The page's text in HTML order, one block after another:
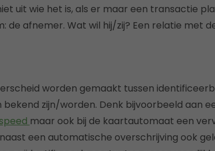
uit wie het is, als er maar een transactie
de afnemer. Wat wil hij/zij? Een relatie met
worden gemaakt tussen
zijn/worden. Denk bijvoorbeeld aan
maar ook bij de kaartautomaat een
een automatische overschrijving ook